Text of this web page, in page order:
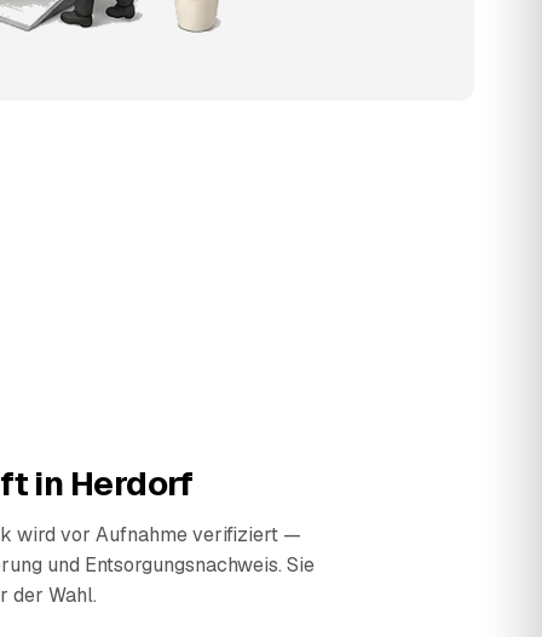
in Herdorf
wird vor Aufnahme verifiziert —
und Entsorgungsnachweis. Sie
der Wahl.